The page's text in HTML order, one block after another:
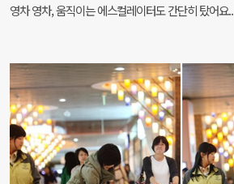
영차 영차, 움직이는 에스컬레이터도 간단히 탔어요..